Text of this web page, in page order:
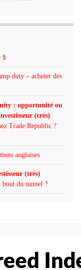
$
duty – acheter des
: opportunité ou
(très)
Trade Republic ?
anglaises
(très)
du tunnel ?